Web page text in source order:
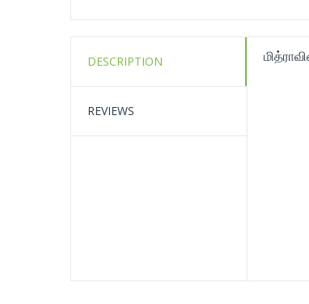
DESCRIPTION
REVIEWS